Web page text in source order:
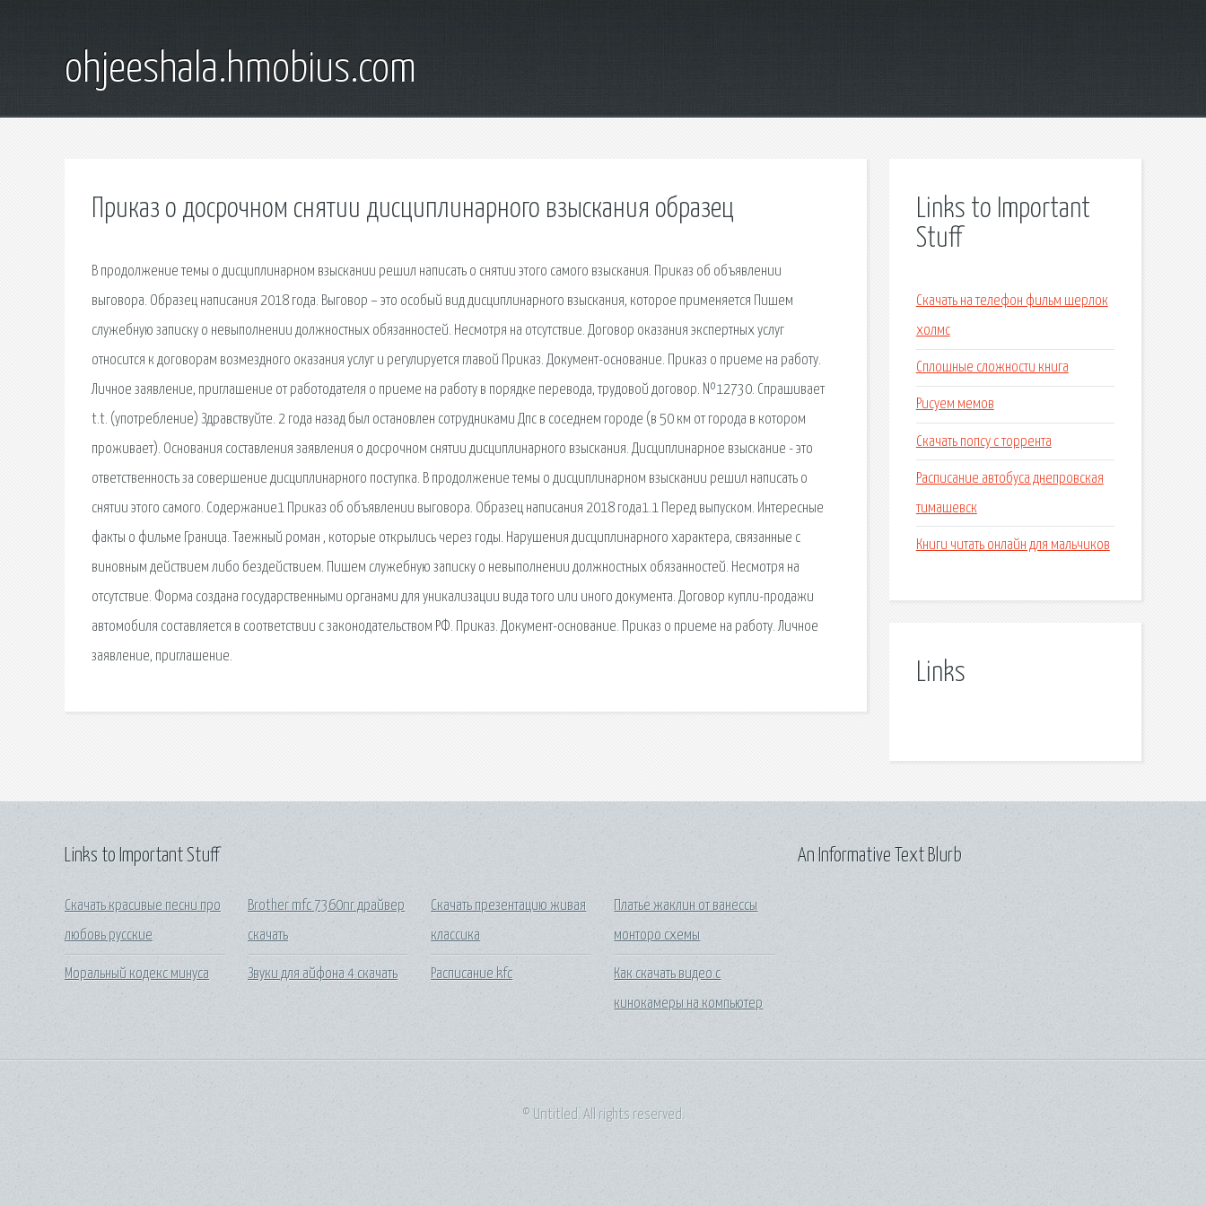
ohjeeshala.hmobius.com
Приказ о досрочном снятии дисциплинарного взыскания образец
В продолжение темы о дисциплинарном взыскании решил написать о снятии этого самого взыскания. Приказ об объявлении
выговора. Образец написания 2018 года. Выговор – это особый вид дисциплинарного взыскания, которое применяется Пишем
служебную записку о невыполнении должностных обязанностей. Несмотря на отсутствие. Договор оказания экспертных услуг
относится к договорам возмездного оказания услуг и регулируется главой Приказ. Документ-основание. Приказ о приеме на работу.
Личное заявление, приглашение от работодателя о приеме на работу в порядке перевода, трудовой договор. №12730. Спрашивает
t.t. (употребление) Здравствуйте. 2 года назад был остановлен сотрудниками Дпс в соседнем городе (в 50 км от города в котором
проживает). Основания составления заявления о досрочном снятии дисциплинарного взыскания. Дисциплинарное взыскание - это
ответственность за совершение дисциплинарного поступка. В продолжение темы о дисциплинарном взыскании решил написать о
снятии этого самого. Содержание1 Приказ об объявлении выговора. Образец написания 2018 года1.1 Перед выпуском. Интересные
факты о фильме Граница. Таежный роман , которые открылись через годы. Нарушения дисциплинарного характера, связанные с
виновным действием либо бездействием. Пишем служебную записку о невыполнении должностных обязанностей. Несмотря на
отсутствие. Форма создана государственными органами для уникализации вида того или иного документа. Договор купли-продажи
автомобиля составляется в соответствии с законодательством РФ. Приказ. Документ-основание. Приказ о приеме на работу. Личное
заявление, приглашение.
Links to Important
Stuff
Скачать на телефон фильм шерлок
холмс
Сплошные сложности книга
Рисуем мемов
Скачать попсу с торрента
Расписание автобуса днепровская
тимашевск
Книги читать онлайн для мальчиков
Links
Links to Important Stuff
Скачать красивые песни про
любовь русские
Моральный кодекс минуса
Brother mfc 7360nr драйвер
скачать
Звуки для айфона 4 скачать
Скачать презентацию живая
классика
Расписание kfc
Платье жаклин от ванессы
монторо схемы
Как скачать видео с
кинокамеры на компьютер
An Informative Text Blurb
© Untitled. All rights reserved.